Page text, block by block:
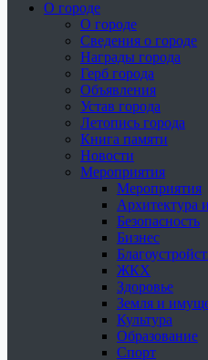
О городе
О городе
Сведения о городе
Награды города
Герб города
Объявления
Устав города
Летопись города
Книга памяти
Новости
Мероприятия
Мероприятия
Архитектура
Безопасность
Бизнес
ЖКХ
Здоровье
Земля и
Культура
Образование
Спорт